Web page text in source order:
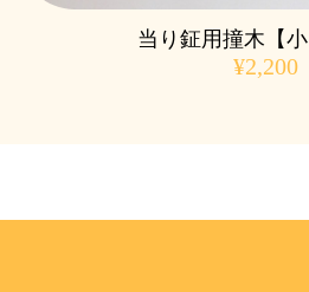
当り鉦用撞木【
¥2,200